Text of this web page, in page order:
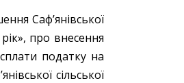
Саф’янівської
про внесення
податку на
сільської